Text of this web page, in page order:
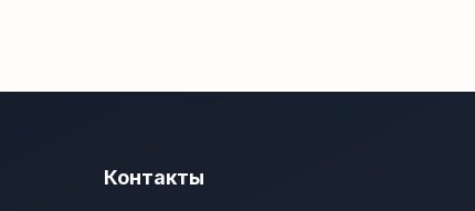
Контакты